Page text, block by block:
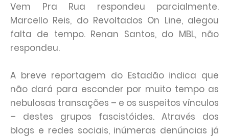
Vem Pra Rua respondeu parcialmente.
Marcello Reis, do Revoltados On Line, alegou
falta de tempo. Renan Santos, do MBL, não
respondeu.
A breve reportagem do Estadão indica que
não dará para esconder por muito tempo as
nebulosas transações – e os suspeitos vínculos
– destes grupos fascistóides. Através dos
blogs e redes sociais, inúmeras denúncias já